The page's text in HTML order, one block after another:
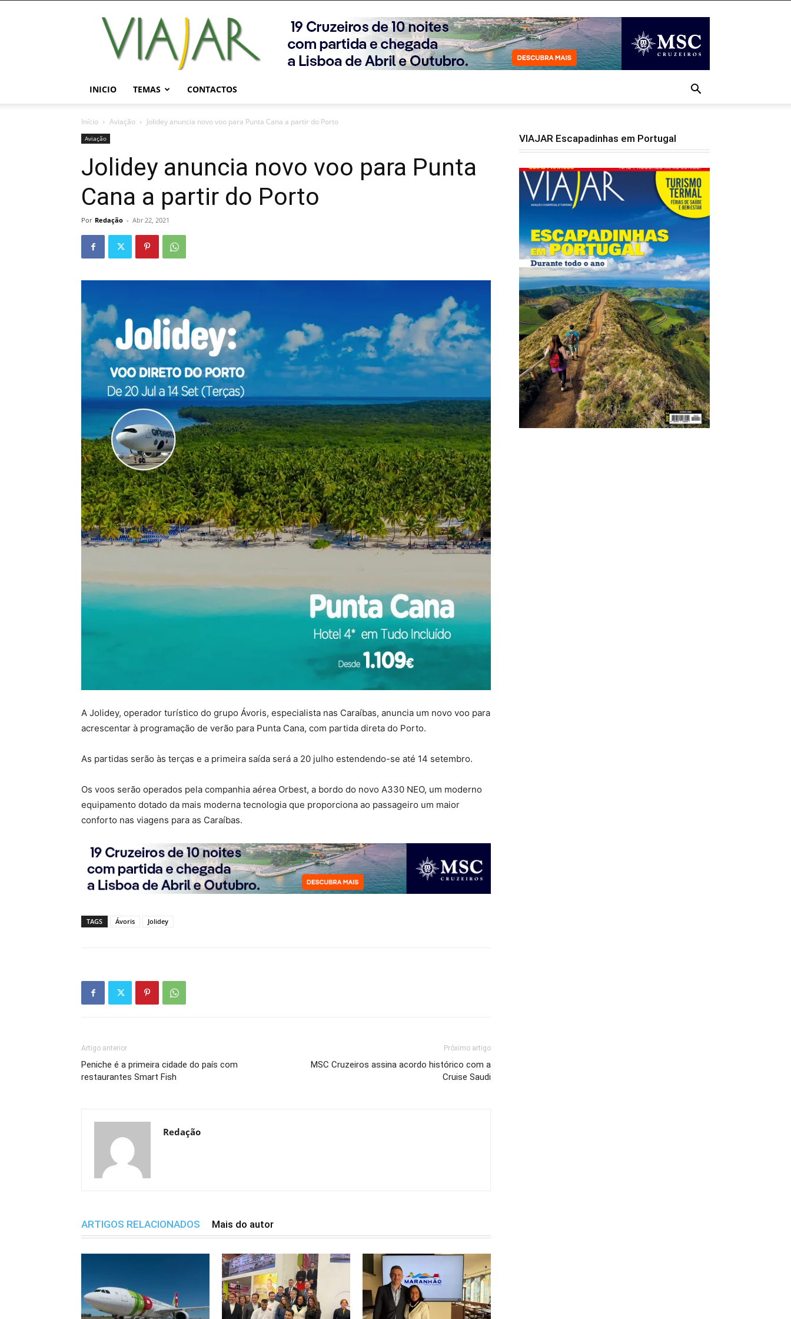
Viajar
Magazine
Online
INICIO TEMAS CONTACTOS
Início Aviação Jolidey anuncia novo voo para Punta Cana a partir do Porto
Aviação
Jolidey anuncia novo voo para Punta
Cana a partir do Porto
Por Redação - Abr 22, 2021
A Jolidey, operador turístico do grupo Ávoris, especialista nas Caraíbas, anuncia um novo voo para
acrescentar à programação de verão para Punta Cana, com partida direta do Porto.
As partidas serão às terças e a primeira saída será a 20 julho estendendo-se até 14 setembro.
Os voos serão operados pela companhia aérea Orbest, a bordo do novo A330 NEO, um moderno
equipamento dotado da mais moderna tecnologia que proporciona ao passageiro um maior
conforto nas viagens para as Caraíbas.
TAGS Ávoris Jolidey
Artigo anterior
Peniche é a primeira cidade do país com
restaurantes Smart Fish
Próximo artigo
MSC Cruzeiros assina acordo histórico com a
Cruise Saudi
Redação
ARTIGOS RELACIONADOS Mais do autor
VIAJAR Escapadinhas em Portugal